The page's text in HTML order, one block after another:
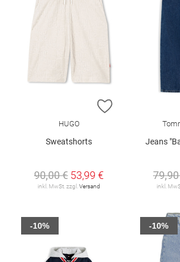
ZUR
HUGO
Sweatshorts
90,00 € 53,99 €
inkl. MwSt. zzgl. Versand
Jeans
inkl.
-10% -10%